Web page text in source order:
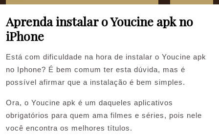
Button
Aprenda instalar o Youcine apk no
iPhone
Está com dificuldade na hora de instalar o Youcine apk
no Iphone? É bem comum ter esta dúvida, mas é
possível afirmar que a instalação é bem simples.
Ora, o Youcine apk é um daqueles aplicativos
obrigatórios para quem ama filmes e séries, pois nele
você encontra os melhores títulos.